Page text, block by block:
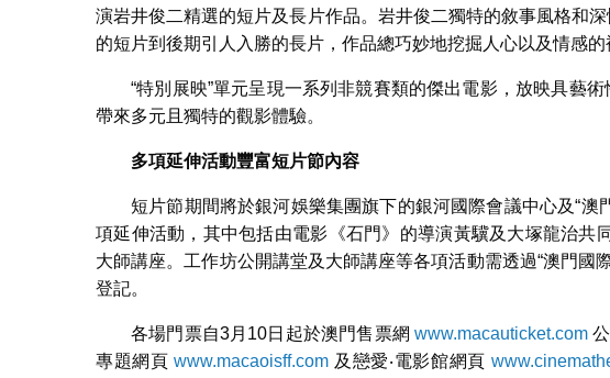
演岩井俊二精選的短片及長片作品。岩井俊二獨特的敘事風格和
的短片到後期引人入勝的長片，作品總巧妙地挖掘人心以及情感
“特別展映”單元呈現一系列非競賽類的傑出電影，放映具藝
帶來多元且獨特的觀影體驗。
多項延伸活動豐富短片節內容
短片節期間將於銀河娛樂集團旗下的銀河國際會議中心及“
項延伸活動，其中包括由電影《石門》的導演黃驥及大塚龍治共
大師講座。工作坊公開講堂及大師講座等各項活動需透過“澳門國
登記。
各場門票自3月10日起於澳門售票網www.macauticket.com
專題網頁www.macaoisff.com 及戀愛‧電影館網頁